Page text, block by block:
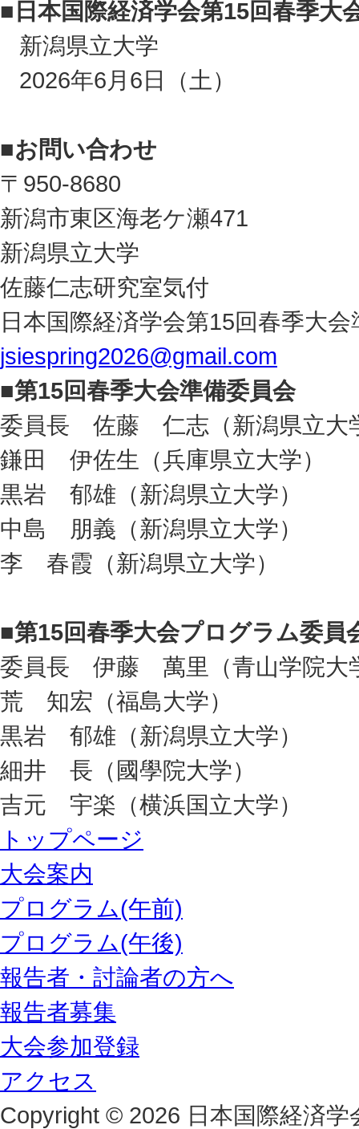
■ 日本国際経済学会第15回春季大
新潟県立大学
2026年6月6日（土）
■お問い合わせ
〒950-8680
新潟市東区海老ケ瀬471
新潟県立大学
佐藤仁志研究室気付
日本国際経済学会第15回春季大
jsiespring2026@gmail.com
■第15回春季大会準備委員会
委員長 佐藤 仁志（新潟県立大
鎌田 伊佐生（兵庫県立大学）
黒岩 郁雄（新潟県立大学）
中島 朋義（新潟県立大学）
李 春霞（新潟県立大学）
■第15回春季大会プログラム委員
委員長 伊藤 萬里（青山学院大
荒 知宏（福島大学）
黒岩 郁雄（新潟県立大学）
細井 長（國學院大学）
吉元 宇楽（横浜国立大学）
トップページ
大会案内
プログラム(午前)
プログラム(午後)
報告者・討論者の方へ
報告者募集
大会参加登録
アクセス
Copyright © 2026 日本国際経済